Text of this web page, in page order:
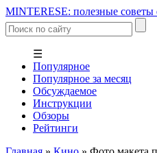
MINTERESE: полезные советы
☰
Популярное
Популярное за месяц
Обсуждаемое
Инструкции
Обзоры
Рейтинги